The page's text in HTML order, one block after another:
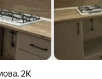
, 2К